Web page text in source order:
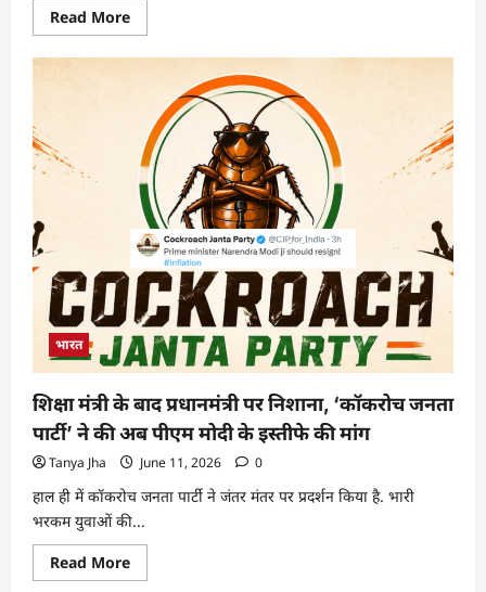
Read More
भारत
शिक्षा मंत्री के बाद प्रधानमंत्री पर निशाना, ‘कॉकरोच जनता
पार्टी’ ने की अब पीएम मोदी के इस्तीफे की मांग
Tanya Jha June 11, 2026 0
हाल ही में कॉकरोच जनता पार्टी ने जंतर मंतर पर प्रदर्शन किया है. भारी
भरकम युवाओं की...
Read More